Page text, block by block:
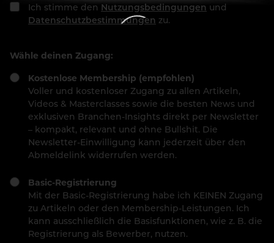
Ich stimme den Nutzungsbedingungen und
Datenschutzbestimmungen zu.
Wähle deinen Zugang:
Kostenlose Membership (empfohlen)
Voller und kostenloser Zugang zu allen Artikeln,
Videos & Masterclasses sowie die besten News und
exklusiven Branchen-Insights direkt per Newsletter
– kompakt, relevant und ohne Bullshit. Die
Newsletter-Einwilligung kann jederzeit über den
Abmeldelink widerrufen werden.
Basic-Registrierung
Mit der Basic-Registrierung habe ich KEINEN Zugang
zu Artikeln oder den Membership-Leistungen. Ich
kann ausschließlich die Basisfunktionen, wie z. B. die
Registrierung als Bewerber, nutzen.